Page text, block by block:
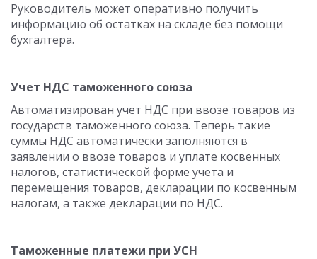
Руководитель может оперативно получить
информацию об остатках на складе без помощи
бухгалтера.
Учет НДС таможенного союза
Автоматизирован учет НДС при ввозе товаров из
государств таможенного союза. Теперь такие
суммы НДС автоматически заполняются в
заявлении о ввозе товаров и уплате косвенных
налогов, статистической форме учета и
перемещения товаров, декларации по косвенным
налогам, а также декларации по НДС.
Таможенные платежи при УСН